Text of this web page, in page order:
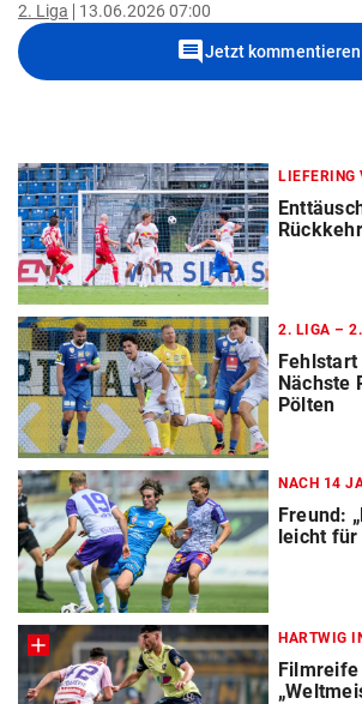
2. Liga 13.06.2026 07:00
commentJetzt kommentieren
LIEFERING
2. LIGA – 2.
Nächste
Pölten
NACH 14
Freund:
leicht für
HARTWIG
Filmreife